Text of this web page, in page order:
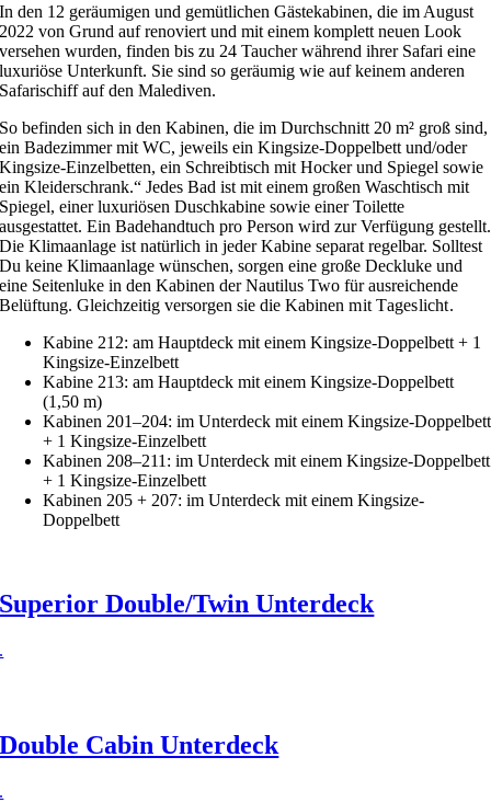
In den 12 geräumigen und gemütlichen Gästekabinen, die im August
2022 von Grund auf renoviert und mit einem komplett neuen Look
versehen wurden, finden bis zu 24 Taucher während ihrer Safari eine
luxuriöse Unterkunft. Sie sind so geräumig wie auf keinem anderen
Safarischiff auf den Malediven.
So befinden sich in den Kabinen, die im Durchschnitt 20 m² groß sind,
ein Badezimmer mit WC, jeweils ein Kingsize-Doppelbett und/oder
Kingsize-Einzelbetten, ein Schreibtisch mit Hocker und Spiegel sowie
ein Kleiderschrank.“ Jedes Bad ist mit einem großen Waschtisch mit
Spiegel, einer luxuriösen Duschkabine sowie einer Toilette
ausgestattet. Ein Badehandtuch pro Person wird zur Verfügung gestellt.
Die Klimaanlage ist natürlich in jeder Kabine separat regelbar. Solltest
Du keine Klimaanlage wünschen, sorgen eine große Deckluke und
eine Seitenluke in den Kabinen der Nautilus Two für ausreichende
Belüftung. Gleichzeitig versorgen sie die Kabinenmit Tageslicht.
Kabine 212: am Hauptdeck mit einem Kingsize-Doppelbett + 1
Kingsize-Einzelbett
Kabine 213: am Hauptdeck mit einem Kingsize-Doppelbett
(1,50 m)
Kabinen 201–204: im Unterdeck mit einem Kingsize-Doppelbett
+ 1 Kingsize-Einzelbett
Kabinen 208–211: im Unterdeck mit einem Kingsize-Doppelbett
+ 1 Kingsize-Einzelbett
Kabinen 205 + 207: im Unterdeck mit einem Kingsize-
Doppelbett
Superior Double/Twin Unterdeck
.
Double Cabin Unterdeck
.